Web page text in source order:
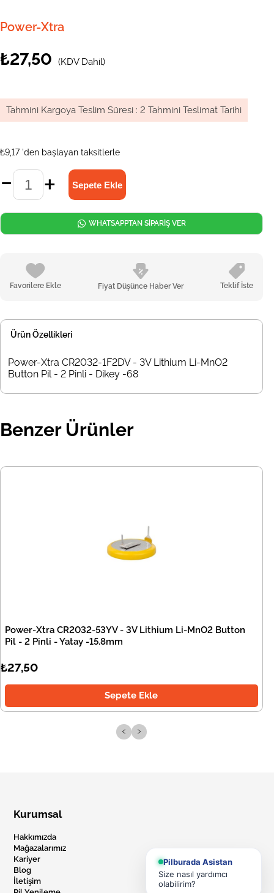
Power-Xtra
₺27,50 (KDV Dahil)
Tahmini Kargoya Teslim Süresi : 2 Tahmini Teslimat Tarihi
₺9,17 'den başlayan taksitlerle
Favorilere Ekle Fiyat Düşünce Haber Ver Teklif İste
WHATSAPPTAN SİPARİŞ VER
Ürün Özellikleri
Power-Xtra CR2032-1F2DV - 3V Lithium Li-MnO2
Button Pil - 2 Pinli - Dikey -68
Benzer Ürünler
Power-Xtra CR2032-53YV - 3V Lithium Li-MnO2 Button
Pil - 2 Pinli - Yatay -15.8mm
₺27,50
Sepete Ekle
‹ ›
Kurumsal
Hakkımızda
Mağazalarımız
Kariyer
Blog
İletişim
Pilburada Asistan
Size nasıl yardımcı
olabilirim?